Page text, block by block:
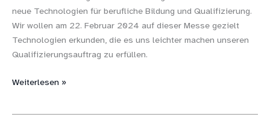
neue Technologien für berufliche Bildung und Qualifizierung.
Wir wollen am 22. Februar 2024 auf dieser Messe gezielt
Technologien erkunden, die es uns leichter machen unseren
Qualifizierungsauftrag zu erfüllen.
Weiterlesen »